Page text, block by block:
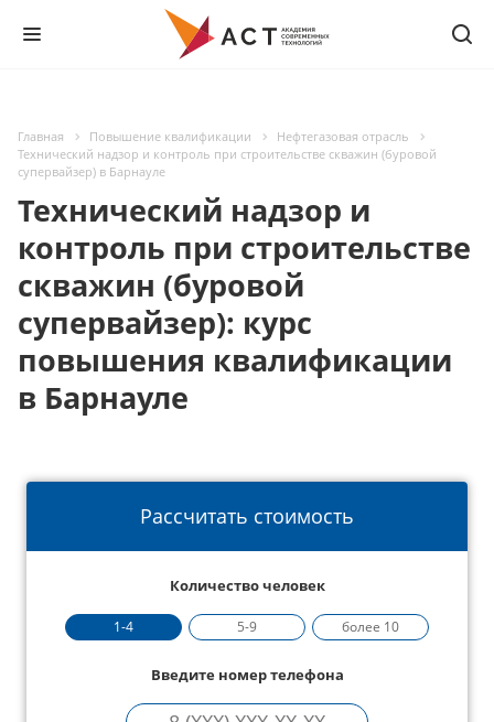
Главная Повышение квалификации
Нефтегазовая отрасль
Технический надзор и контроль при строительстве скважин (буровой
супервайзер) в Барнауле
Технический надзор и
контроль при строительстве
скважин (буровой
супервайзер): курс
повышения квалификации
в Барнауле
Рассчитать стоимость
Количество человек
1-4 5-9 более 10
Введите номер телефона